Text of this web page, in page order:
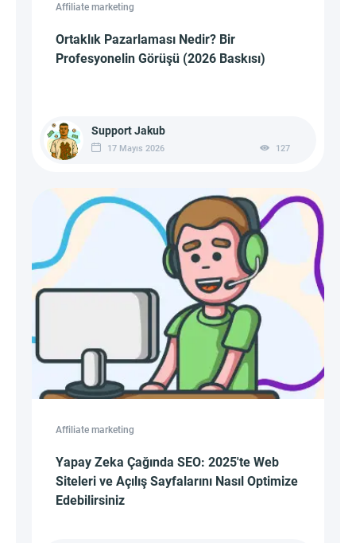
Affiliate marketing
Ortaklık Pazarlaması Nedir? Bir
Profesyonelin Görüşü (2026 Baskısı)
Support Jakub
17 Mayıs 2026 127
Affiliate marketing
Yapay Zeka Çağında SEO: 2025'te Web
Siteleri ve Açılış Sayfalarını Nasıl Optimize
Edebilirsiniz